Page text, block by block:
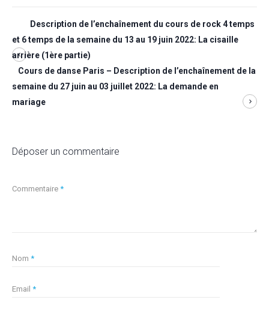
Description de l’enchaînement du cours de rock 4 temps
et 6 temps de la semaine du 13 au 19 juin 2022: La cisaille
arrière (1ère partie)
Cours de danse Paris – Description de l’enchaînement de la
semaine du 27 juin au 03 juillet 2022: La demande en
mariage
Déposer un commentaire
Commentaire *
Nom *
Email *